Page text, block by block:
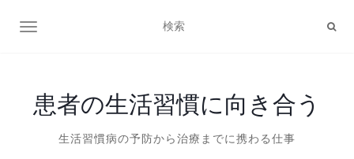
ナビゲーション切り替え
患者の生活習慣に向き合う
生活習慣病の予防から治療までに携わる仕事